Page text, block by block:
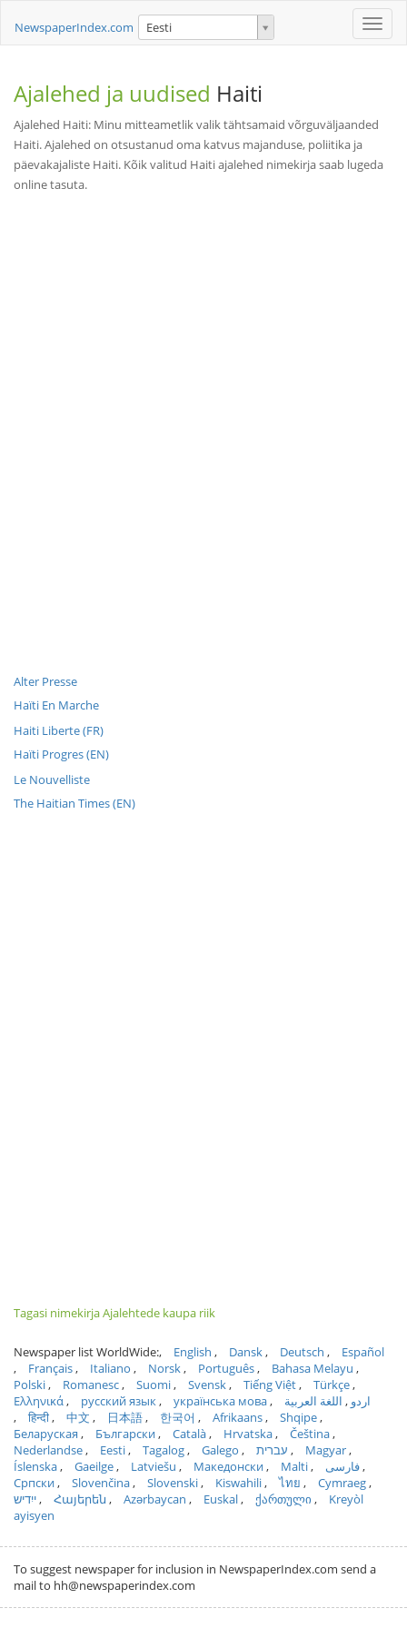
Toggle
NewspaperIndex.com Eesti
Ajalehed ja uudised Haiti
Ajalehed Haiti: Minu mitteametlik valik tähtsamaid võrguväljaanded
Haiti. Ajalehed on otsustanud oma katvus majanduse, poliitika ja
päevakajaliste Haiti. Kõik valitud Haiti ajalehed nimekirja saab lugeda
online tasuta.
Alter Presse
Haïti En Marche
Haiti Liberte (FR)
Haïti Progres (EN)
Le Nouvelliste
The Haitian Times (EN)
Tagasi nimekirja Ajalehtede kaupa riik
Newspaper list WorldWide: English Dansk Deutsch
Español
Français
Italiano Norsk Português
Bahasa Melayu
Polski
Romanesc Suomi Svensk Tiếng Việt
Türkçe
Ελληνικά
русский язык українська мова اردو
اللغة العربية
हिन्दी
中文 日本語 한국어 Afrikaans
Shqipe
Беларуская
Български Català Hrvatska
Čeština
Nederlandse
Eesti Tagalog Galego עברית
Magyar
Íslenska
Gaeilge Latviešu Македонски Malti
فارسی
Српски
Slovenčina Slovenski Kiswahili ไทย
Cymraeg
ייִדיש
Հայերեն Azərbaycan Euskal ქართული
Kreyòl
ayisyen
To suggest newspaper for inclusion in NewspaperIndex.com send a
mail to hh@newspaperindex.com